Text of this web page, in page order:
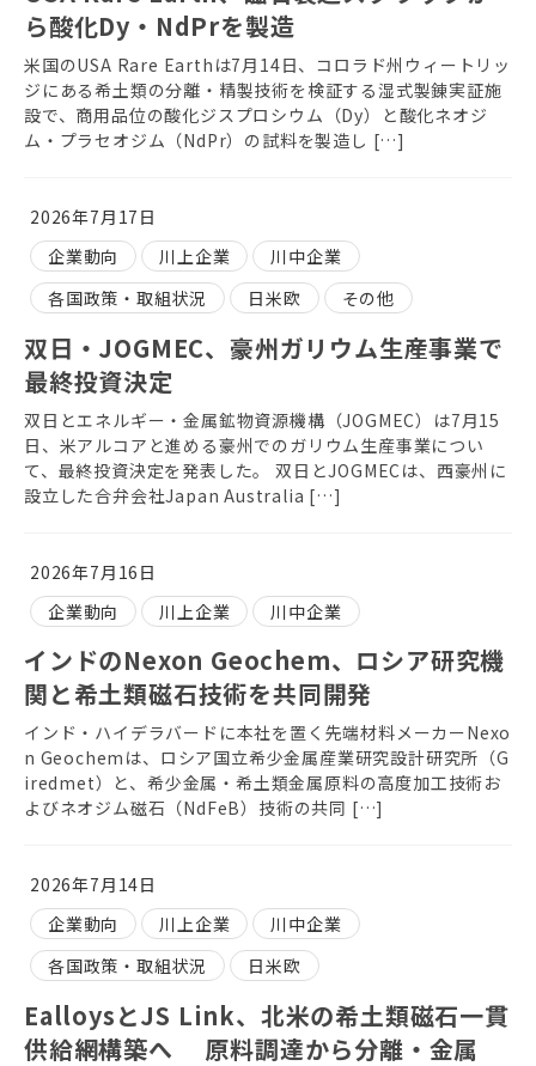
ら酸化Dy・NdPrを製造
米国のUSA Rare Earthは7月14日、コロラド州ウィートリッ
ジにある希土類の分離・精製技術を検証する湿式製錬実証施
設で、商用品位の酸化ジスプロシウム（Dy）と酸化ネオジ
ム・プラセオジム（NdPr）の試料を製造し […]
2026年7月17日
企業動向
川上企業
川中企業
各国政策・取組状況
日米欧 その他
双日・JOGMEC、豪州ガリウム生産事業で
最終投資決定
双日とエネルギー・金属鉱物資源機構（JOGMEC）は7月15
日、米アルコアと進める豪州でのガリウム生産事業につい
て、最終投資決定を発表した。 双日とJOGMECは、西豪州に
設立した合弁会社Japan Australia […]
2026年7月16日
企業動向
川上企業 川中企業
インドのNexon Geochem、ロシア研究機
関と希土類磁石技術を共同開発
インド・ハイデラバードに本社を置く先端材料メーカーNexo
n Geochemは、ロシア国立希少金属産業研究設計研究所（G
iredmet）と、希少金属・希土類金属原料の高度加工技術お
よびネオジム磁石（NdFeB）技術の共同 […]
2026年7月14日
企業動向
川上企業
川中企業
各国政策・取組状況
日米欧
EalloysとJS Link、北米の希土類磁石一貫
供給網構築へ 原料調達から分離・金属